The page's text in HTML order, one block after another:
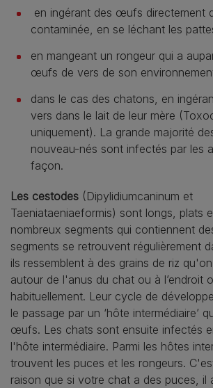
en ingérant des œufs directement
contaminée, en se léchant les
en mangeant un rongeur qui a
œufs de vers de son
dans le cas des chatons, en
vers dans le lait de leur mère
uniquement). La grande majorité
nouveau-nés sont infectés par les
façon.
Les cestodes (Dipylidiumcaninum et
Taeniataeniaeformis) sont longs, plats
nombreux segments qui contiennent
segments se retrouvent régulièrement
ils ressemblent à des grains de riz
autour de l'anus du chat ou à l’endroit
habituellement. Leur cycle de
le passage par un ‘hôte intermédiaire’
œufs. Les chats sont ensuite infectés
l'hôte intermédiaire. Parmi les hôtes
trouvent les puces et les rongeurs.
raison que si votre chat a des puces, il